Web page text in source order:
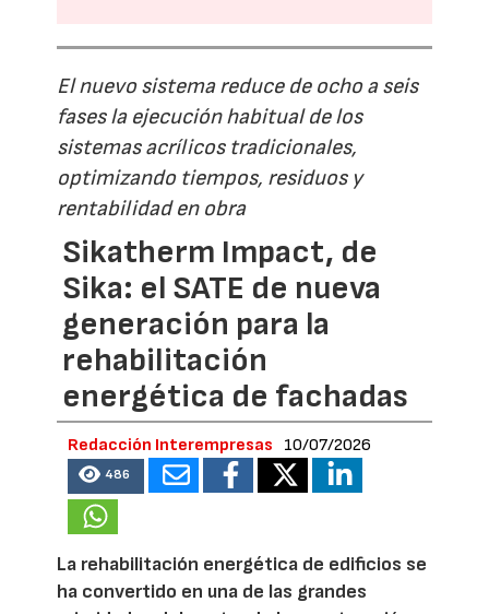
El nuevo sistema reduce de ocho a seis
fases la ejecución habitual de los
sistemas acrílicos tradicionales,
optimizando tiempos, residuos y
rentabilidad en obra
Sikatherm Impact, de
Sika: el SATE de nueva
generación para la
rehabilitación
energética de fachadas
Redacción Interempresas 10/07/2026
486
La rehabilitación energética de edificios se
ha convertido en una de las grandes